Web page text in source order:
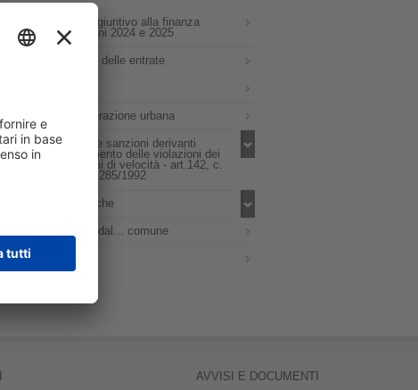
Concorso aggiuntivo alla finanza
pubblica - anni 2024 e 2025
Monitoraggio delle entrate
PNRR rigenerazione urbana
Proventi delle sanzioni derivanti
dall'accertamento delle violazioni dei
limiti massimi di velocità - art.142, c.
12-bis, d.lgs 285/1992
Indici e ricerche
Numeri fuori dal... comune
AVVISI E DOCUMENTI